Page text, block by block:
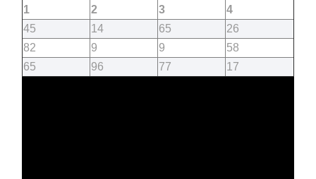
1
2
3
4
45
14 65
26
82
9 9
58
65
96 77 17